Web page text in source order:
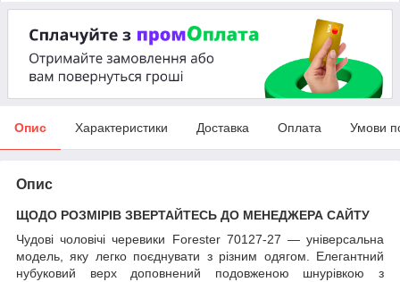
Опис Характеристики Доставка Оплата Умови
Опис
ЩОДО РОЗМІРІВ ЗВЕРТАЙТЕСЬ ДО МЕНЕДЖЕРА САЙТУ
Чудові чоловічі черевики Forester 70127-27 — універсальна
модель, яку легко поєднувати з різним одягом. Елегантний
нубуковий верх доповнений подовженою шнурівкою з